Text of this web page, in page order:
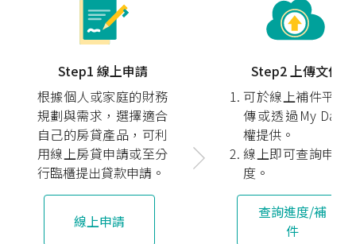
Step1 線上申請
根據個人或家庭的財務
規劃與需求，選擇適合
自己的房貸產品，可利
用線上房貸申請或至分
行臨櫃提出貸款申請。
線上申請
Step2 上傳文件
可於線上補件平台
傳或透過My Data
權提供。
線上即可查詢申辦
度。
查詢進度/補
件